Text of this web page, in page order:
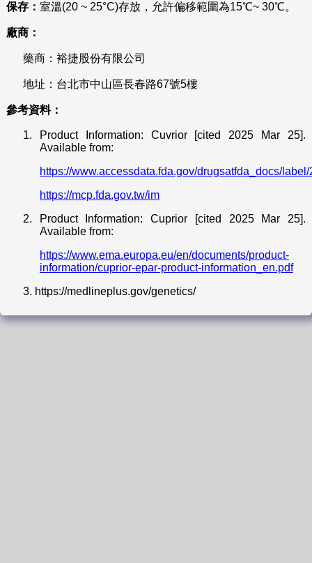
保存： 室溫(20 ~ 25°C)存放，允許偏移範圍為15℃~ 30℃。
廠商：
藥商：裕捷股份有限公司
地址：台北市中山區長春路67號5樓
參考資料：
1.
Product Information: Cuvrior [cited 2025 Mar 25].
Available from:
https://www.accessdata.fda.gov/drugsatfda_docs/
https://mcp.fda.gov.tw/im
2.
Product Information: Cuprior [cited 2025 Mar 25].
Available from:
https://www.ema.europa.eu/en/documents/product-
information/cuprior-epar-product-information_en.pdf
3. https://medlineplus.gov/genetics/